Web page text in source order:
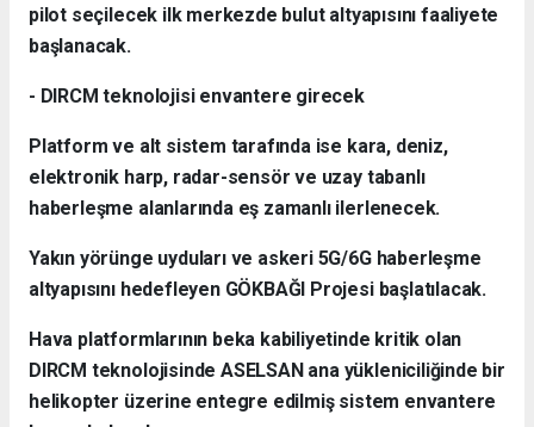
pilot seçilecek ilk merkezde bulut altyapısını faaliyete
başlanacak.
- DIRCM teknolojisi envantere girecek
Platform ve alt sistem tarafında ise kara, deniz,
elektronik harp, radar-sensör ve uzay tabanlı
haberleşme alanlarında eş zamanlı ilerlenecek.
Yakın yörünge uyduları ve askeri 5G/6G haberleşme
altyapısını hedefleyen GÖKBAĞI Projesi başlatılacak.
Hava platformlarının beka kabiliyetinde kritik olan
DIRCM teknolojisinde ASELSAN ana yükleniciliğinde bir
helikopter üzerine entegre edilmiş sistem envantere